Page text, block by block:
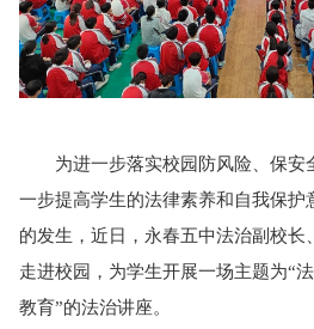
为进一步落实校园防风险、保安
一步提高学生的法律素养和自我保护
的发生，近日，永春五中法治副校长
走进校园，为学生开展一场主题为“
教育”的法治讲座。